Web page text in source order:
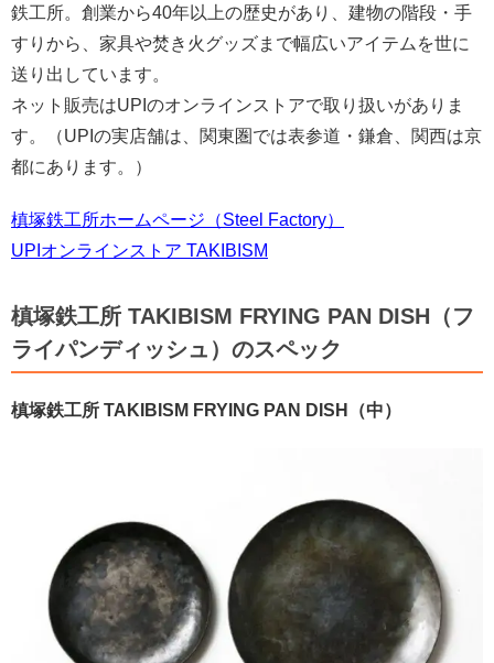
鉄工所。創業から40年以上の歴史があり、建物の階段・手
すりから、家具や焚き火グッズまで幅広いアイテムを世に
送り出しています。
ネット販売はUPIのオンラインストアで取り扱いがありま
す。（UPIの実店舗は、関東圏では表参道・鎌倉、関西は京
都にあります。）
槙塚鉄工所ホームページ（Steel Factory）
UPIオンラインストア TAKIBISM
槙塚鉄工所 TAKIBISM FRYING PAN DISH（フ
ライパンディッシュ）のスペック
槙塚鉄工所 TAKIBISM FRYING PAN DISH（中）